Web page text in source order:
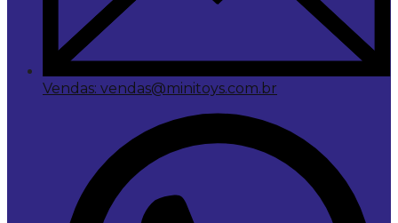
Vendas: vendas@minitoys.com.br